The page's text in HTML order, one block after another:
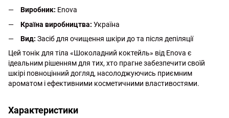
Виробник: Enova
Країна виробництва: Україна
Вид: Засіб для очищення шкіри до та після депіляції
Цей тонік для тіла «Шоколадний коктейль» від Enova є
ідеальним рішенням для тих, хто прагне забезпечити своїй
шкірі повноцінний догляд, насолоджуючись приємним
ароматом і ефективними косметичними властивостями.
Характеристики